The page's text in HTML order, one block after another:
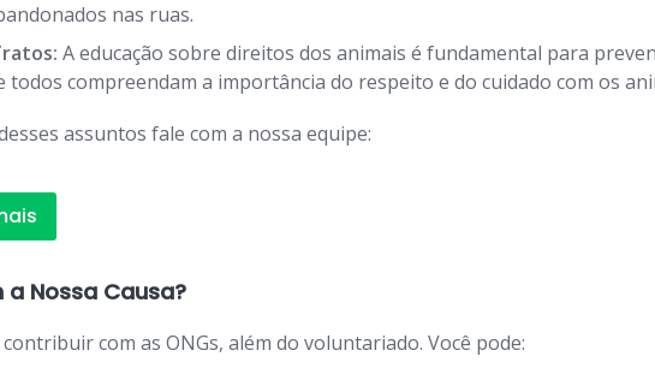
nas ruas.
A educação sobre direitos dos animais é fundamental para
compreendam a importância do respeito e do cuidado com os
assuntos fale com a nossa equipe:
Nossa Causa?
com as ONGs, além do voluntariado. Você pode: